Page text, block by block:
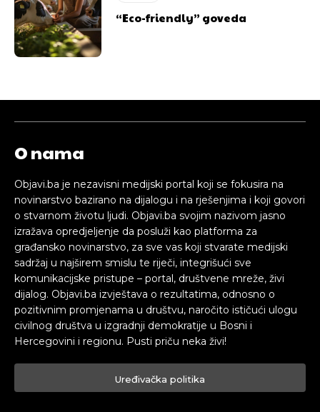
“Eco-friendly” goveda
O nama
Objavi.ba je nezavisni medijski portal koji se fokusira na
novinarstvo bazirano na dijalogu i na rješenjima i koji govori
o stvarnom životu ljudi. Objavi.ba svojim nazivom jasno
izražava opredjeljenje da posluži kao platforma za
građansko novinarstvo, za sve vas koji stvarate medijski
sadržaj u najširem smislu te riječi, integrišući sve
komunikacijske pristupe – portal, društvene mreže, živi
dijalog. Objavi.ba izvještava o rezultatima, odnosno o
pozitivnim promjenama u društvu, naročito ističući ulogu
civilnog društva u izgradnji demokratije u Bosni i
Hercegovini i regionu. Pusti priču neka živi!
Uređivačka politika